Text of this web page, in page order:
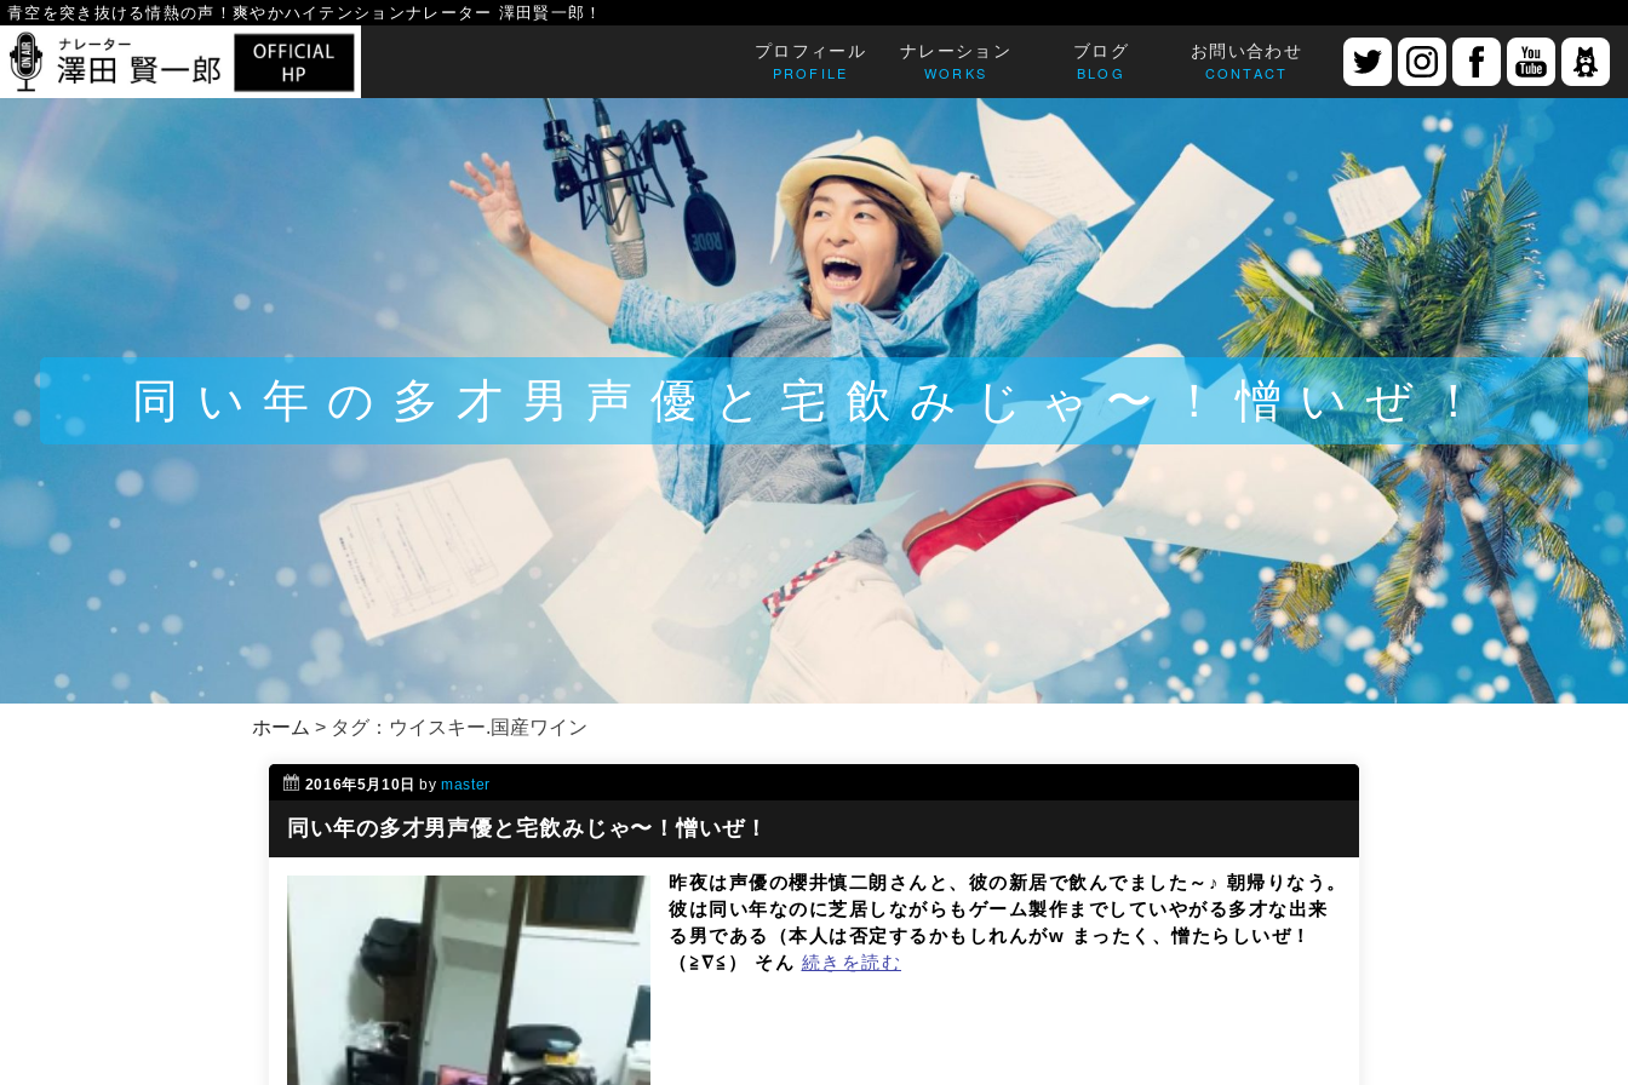
Skip
content
青空を突き抜ける情熱の声！ 爽やかハイテンションナレーター 澤田賢一郎！
プロフィール
PROFILE
ナレーション
WORKS
ブログ
BLOG
お問い合わせ
CONTACT
同い年の多才男声優と宅飲みじゃ〜！憎いぜ！
ホーム > タグ：ウイスキー.国産ワイン
2016年5月10日 bymaster
同い年の多才男声優と宅飲みじゃ〜！憎いぜ！
昨夜は声優の櫻井慎二朗さんと、彼の新居で飲んでました～♪ 朝帰りなう。
彼は同い年なのに芝居しながらもゲーム製作までしていやがる多才な出来
る男である（本人は否定するかもしれんがw まったく、憎たらしいぜ！
（≧∇≦） そん 続きを読む